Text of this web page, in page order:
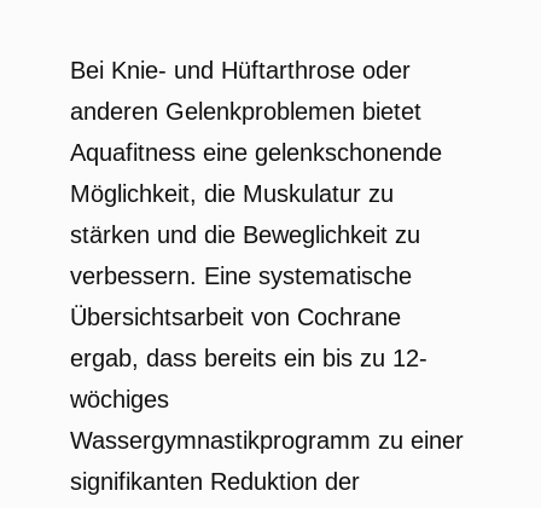
Bei Knie- und Hüftarthrose oder
anderen Gelenkproblemen bietet
Aquafitness eine gelenkschonende
Möglichkeit, die Muskulatur zu
stärken und die Beweglichkeit zu
verbessern. Eine systematische
Übersichtsarbeit von Cochrane
ergab, dass bereits ein bis zu 12-
wöchiges
Wassergymnastikprogramm zu einer
signifikanten Reduktion der